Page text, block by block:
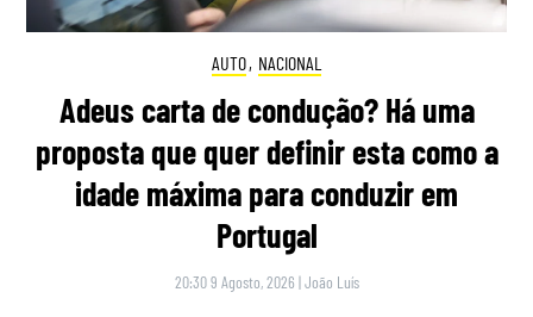
AUTO, NACIONAL
Adeus carta de condução? Há uma
proposta que quer definir esta como a
idade máxima para conduzir em
Portugal
20:30 9 Agosto, 2026 |João Luís